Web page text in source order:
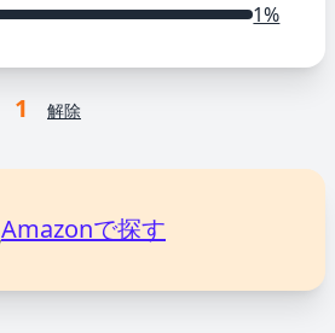
1%
1 解除
Amazonで探す